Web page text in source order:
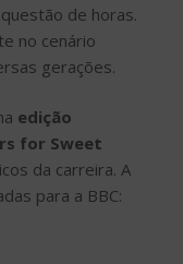
de horas.
no cenário
gerações.
edição
for Sweet
da carreira. A
para a BBC: